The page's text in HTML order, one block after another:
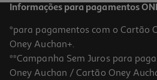
Informações para pagamentos
*para pagamentos com o Cartão
Oney Auchan+.
**Campanha Sem Juros para
Oney Auchan / Cartão Oney